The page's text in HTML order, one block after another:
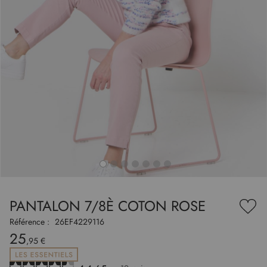
PANTALON 7/8È COTON ROSE
à
Référence : 26EF4229116
25,95 €